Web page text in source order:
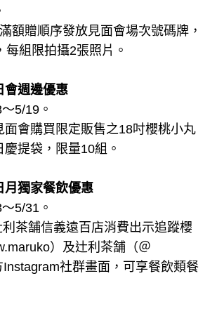
額贈順序發放見面會場次號碼牌，
每組限拍攝2張照片。
會週邊優惠
5/19。
面會購買限定販售之18吋櫻桃小丸
提袋，限量10組。
月獨家餐飲優惠
5/31。
茶舗信義遠百店消費出示追蹤櫻
）及辻利茶舗（＠
社群畫面，可享餐飲類餐